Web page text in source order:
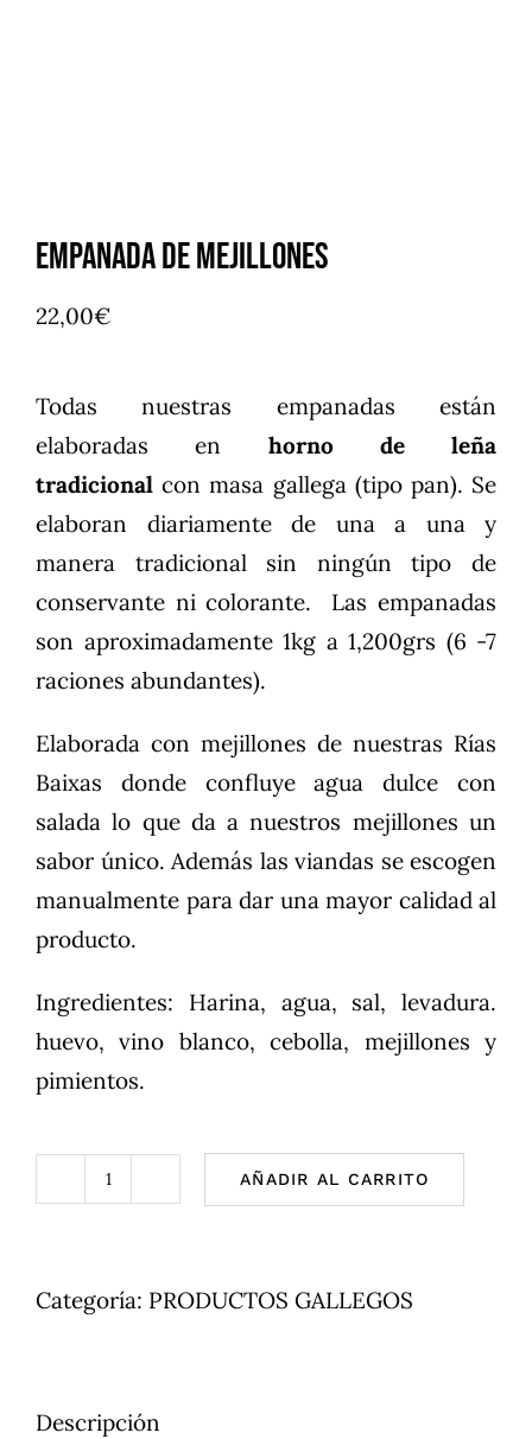
Empanada de Mejillones
22,00€
Todas nuestras empanadas están
elaboradas en horno de leña
tradicionalcon masa gallega (tipo pan). Se
elaboran diariamente de una a una y
manera tradicional sin ningún tipo de
conservante ni colorante. Las empanadas
son aproximadamente 1kg a 1,200grs (6 -7
raciones abundantes).
Elaborada con mejillones de nuestras Rías
Baixas donde confluye agua dulce con
salada lo que da a nuestros mejillones un
sabor único. Además las viandas se escogen
manualmente para dar una mayor calidad al
producto.
Ingredientes: Harina, agua, sal, levadura.
huevo, vino blanco, cebolla, mejillones y
pimientos.
Empanada
cantidad
AÑADIR AL CARRITO
Categoría: PRODUCTOS GALLEGOS
Descripción